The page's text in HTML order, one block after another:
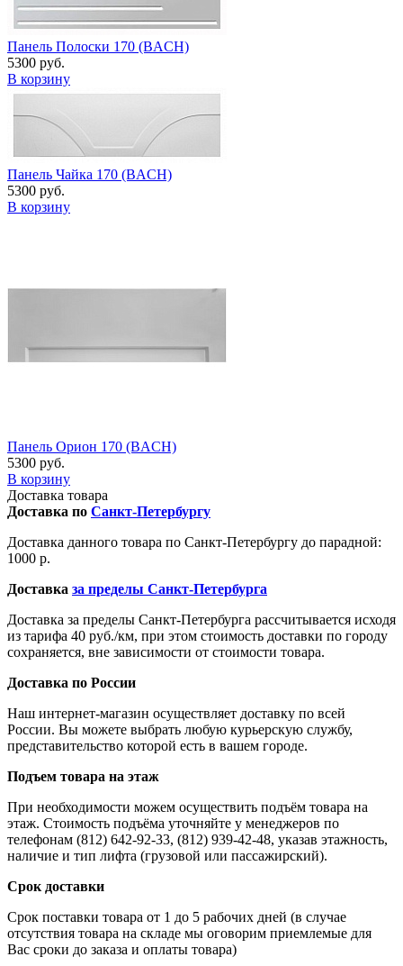
Панель Полоски 170 (BACH)
5300 руб.
В корзину
Панель Чайка 170 (BACH)
5300 руб.
В корзину
Панель Орион 170 (BACH)
5300 руб.
В корзину
Доставка товара
Доставка по Санкт-Петербургу
Доставка данного товара по Санкт-Петербургу до парадной:
1000 р.
Доставка за пределы Санкт-Петербурга
Доставка за пределы Санкт-Петербурга рассчитывается исходя
из тарифа 40 руб./км, при этом стоимость доставки по городу
сохраняется, вне зависимости от стоимости товара.
Доставка по России
Наш интернет-магазин осуществляет доставку по всей
России. Вы можете выбрать любую курьерскую службу,
представительство которой есть в вашем городе.
Подъем товара на этаж
При необходимости можем осуществить подъём товара на
этаж. Стоимость подъёма уточняйте у менеджеров по
телефонам (812) 642-92-33, (812) 939-42-48, указав этажность,
наличие и тип лифта (грузовой или пассажирский).
Срок доставки
Срок поставки товара от 1 до 5 рабочих дней (в случае
отсутствия товара на складе мы оговорим приемлемые для
Вас сроки до заказа и оплаты товара)